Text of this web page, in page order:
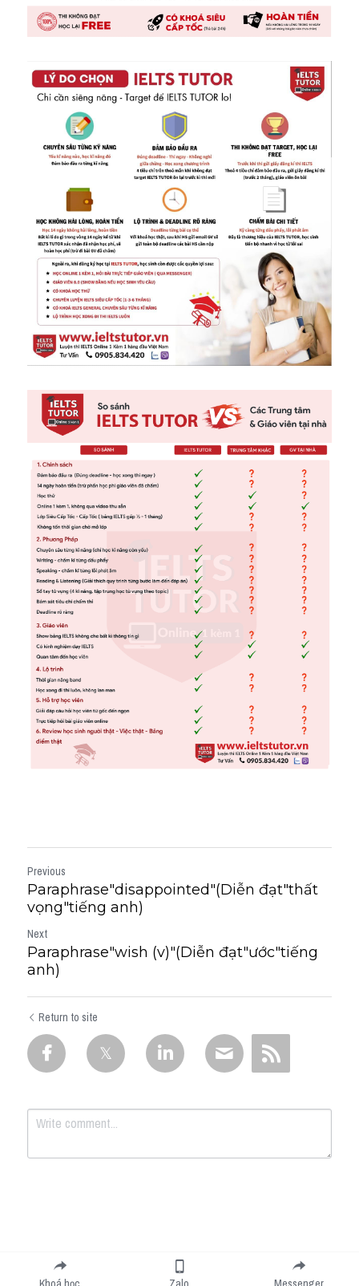
Previous
Paraphrase"disappointed"(Diễn đạt"thất
vọng"tiếng anh)
Next
Paraphrase"wish (v)"(Diễn đạt"ước"tiếng
anh)
Return to site
Submit